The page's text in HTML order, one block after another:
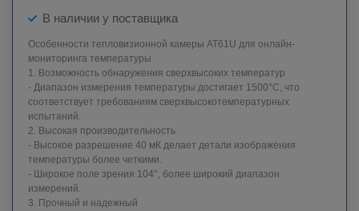
В наличии у поставщика
Особенности тепловизионной камеры AT61U для онлайн-
мониторинга температуры
1. Возможность обнаружения сверхвысоких температур
- Диапазон измерения температуры достигает 1500°C, что
соответствует требованиям сверхвысокотемпературных
испытаний.
2. Высокая производительность
- Высокое разрешение 40 мК делает детали изображения
температуры более четкими.
- Широкое поле зрения 104°, более широкий диапазон
измерений.
3. Прочный и надежный